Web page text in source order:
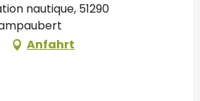
nautique, 51290
Anfahrt